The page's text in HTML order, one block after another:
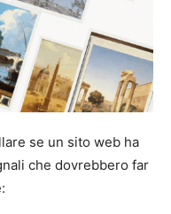
se un sito web ha
che dovrebbero far